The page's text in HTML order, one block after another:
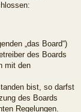
„das Board“)
des Boards
mit den
bist, so darfst
des Boards
Regelungen.